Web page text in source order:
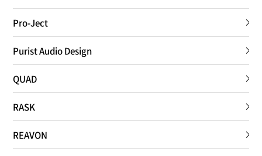
Pro-Ject
Purist Audio Design
QUAD
RASK
REAVON